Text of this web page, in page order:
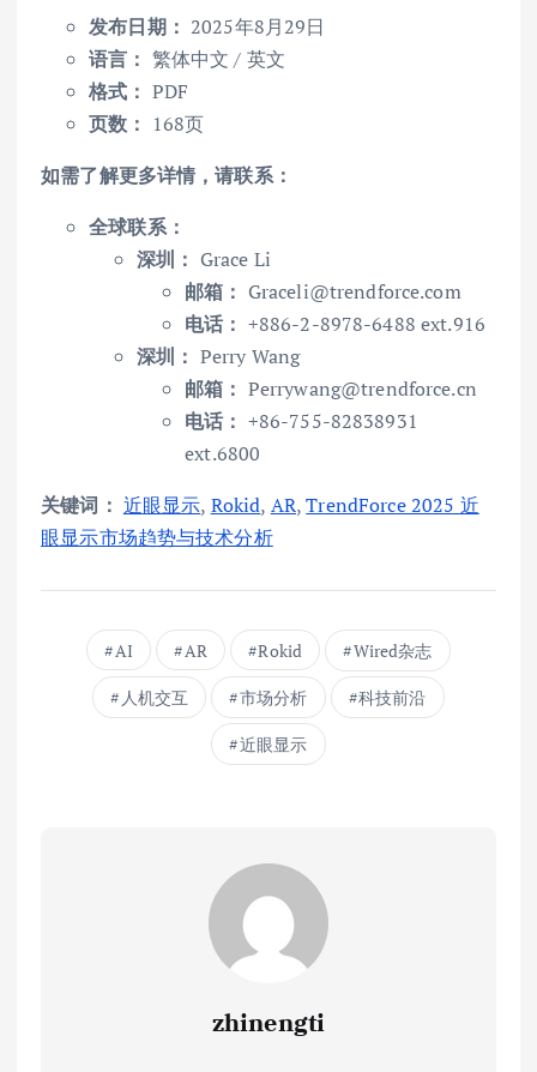
发布日期： 2025年8月29日
语言： 繁体中文 / 英文
格式： PDF
页数： 168页
如需了解更多详情，请联系：
全球联系：
深圳： Grace Li
邮箱： Graceli@trendforce.com
电话： +886-2-8978-6488 ext.916
深圳： Perry Wang
邮箱： Perrywang@trendforce.cn
电话： +86-755-82838931
ext.6800
关键词： 近眼显示, Rokid, AR,TrendForce 2025 近
眼显示市场趋势与技术分析
AI AR Rokid Wired杂志
人机交互 市场分析 科技前沿
近眼显示
zhinengti